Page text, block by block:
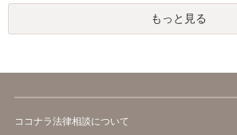
もっと見る
ココナラ法律相談について